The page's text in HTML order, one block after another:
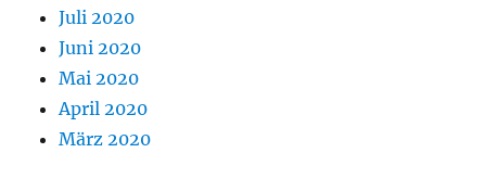
Juli 2020
Juni 2020
Mai 2020
April 2020
März 2020